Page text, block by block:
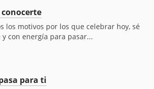
los motivos por los que celebrar hoy, sé
con energía para pasar...
para ti